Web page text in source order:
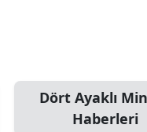
Dört Ayaklı
Haberleri